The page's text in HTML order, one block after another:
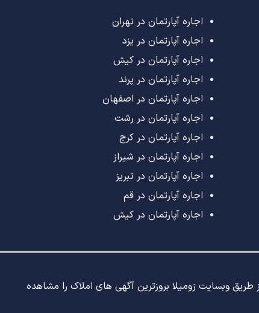
اجاره آپارتمان در تهران
اجاره آپارتمان در یزد
اجاره آپارتمان در کیش
اجاره آپارتمان در پرند
اجاره آپارتمان در اصفهان
اجاره آپارتمان در رشت
اجاره آپارتمان در کرج
اجاره آپارتمان در شیراز
اجاره آپارتمان در تبریز
اجاره آپارتمان در قم
اجاره آپارتمان در کیش
طریق وبسایت زومیلا بروزترین آگهی های املاک را مشاهده